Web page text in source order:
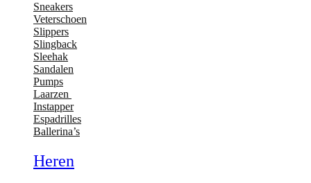
Sneakers
Veterschoen
Slippers
Slingback
Sleehak
Sandalen
Pumps
Laarzen
Instapper
Espadrilles
Ballerina’s
Heren